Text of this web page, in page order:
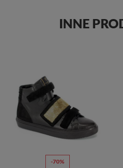
INNE
-70%